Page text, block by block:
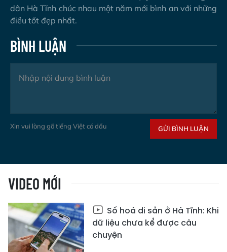
dân Hà Tĩnh chúc nhau một năm mới bình an với những
điều tốt đẹp nhất.
BÌNH LUẬN
Xin vui lòng gõ tiếng Việt có dấu GỬI BÌNH LUẬN
VIDEO MỚI
Số hoá di sản ở Hà Tĩnh: Khi
dữ liệu chưa kể được câu
chuyện